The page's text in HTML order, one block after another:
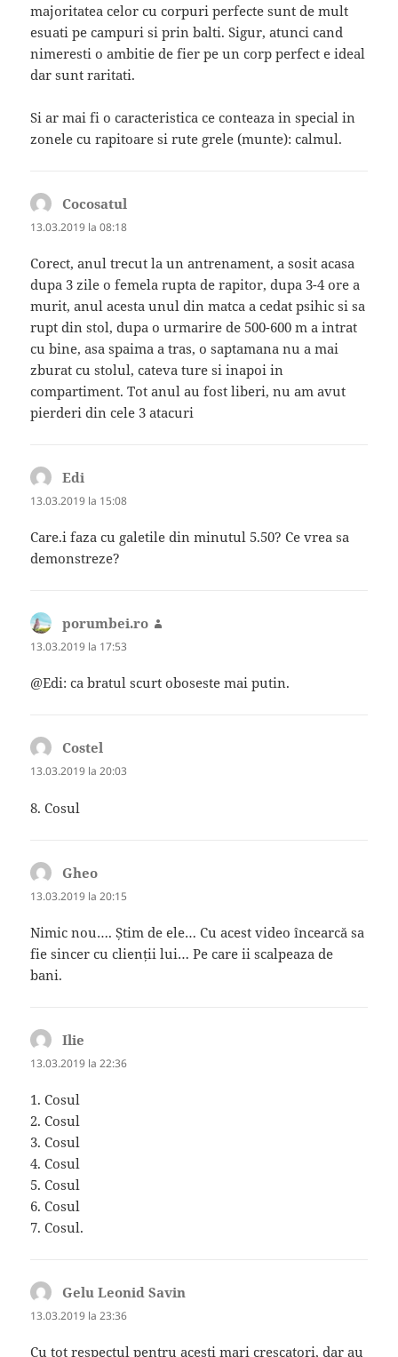
majoritatea celor cu corpuri perfecte sunt de mult
esuati pe campuri si prin balti. Sigur, atunci cand
nimeresti o ambitie de fier pe un corp perfect e ideal
dar sunt raritati.
Si ar mai fi o caracteristica ce conteaza in special in
zonele cu rapitoare si rute grele (munte): calmul.
Cocosatul
13.03.2019 la 08:18
Corect, anul trecut la un antrenament, a sosit acasa
dupa 3 zile o femela rupta de rapitor, dupa 3-4 ore a
murit, anul acesta unul din matca a cedat psihic si sa
rupt din stol, dupa o urmarire de 500-600 m a intrat
cu bine, asa spaima a tras, o saptamana nu a mai
zburat cu stolul, cateva ture si inapoi in
compartiment. Tot anul au fost liberi, nu am avut
pierderi din cele 3 atacuri
Edi
13.03.2019 la 15:08
Care.i faza cu galetile din minutul 5.50? Ce vrea sa
demonstreze?
porumbei.ro
13.03.2019 la 17:53
@Edi: ca bratul scurt oboseste mai putin.
Costel
13.03.2019 la 20:03
8. Cosul
Gheo
13.03.2019 la 20:15
Nimic nou…. Știm de ele… Cu acest video încearcă sa
fie sincer cu clienții lui… Pe care ii scalpeaza de
bani.
Ilie
13.03.2019 la 22:36
1. Cosul
2. Cosul
3. Cosul
4. Cosul
5. Cosul
6. Cosul
7. Cosul.
Gelu Leonid Savin
13.03.2019 la 23:36
Cu tot respectul pentru acesti mari crescatori, dar au